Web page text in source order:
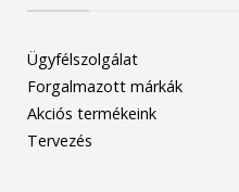
Ügyfélszolgálat
Forgalmazott márkák
Akciós termékeink
Tervezés